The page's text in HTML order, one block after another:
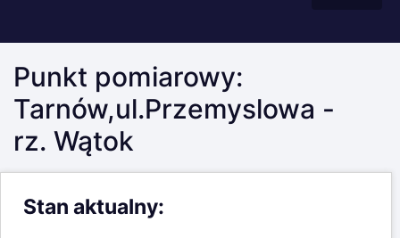
Punkt pomiarowy:
Tarnów,ul.Przemyslowa -
rz. Wątok
Stan aktualny: